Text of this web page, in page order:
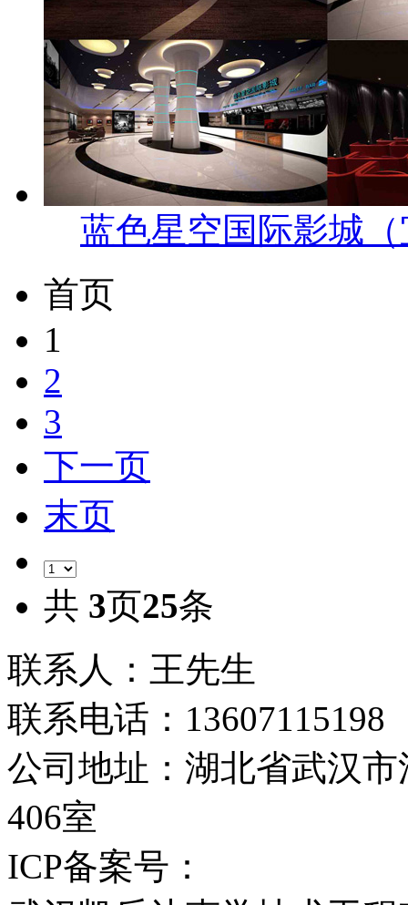
蓝色星空国际影城
首页
1
2
3
下一页
末页
共 3页25条
联系人：王先生
联系电话：13607115198
公司地址：湖北省武汉
406室
ICP备案号：